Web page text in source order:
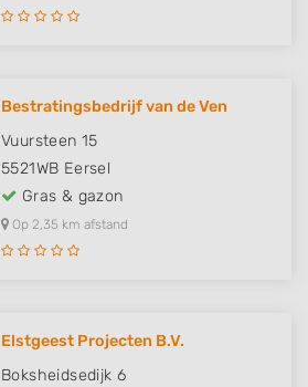
Bestratingsbedrijf van de Ven
Vuursteen 15
5521WB Eersel
Gras & gazon
Op 2,35 km afstand
Elstgeest Projecten B.V.
Boksheidsedijk 6